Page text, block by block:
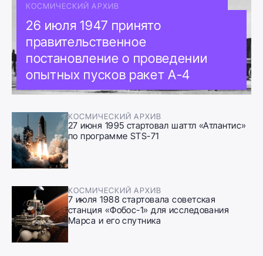
КОСМИЧЕСКИЙ АРХИВ
26 июля 1947 принято
правительственное
постановление о проведении
опытных пусков ракет А-4
КОСМИЧЕСКИЙ АРХИВ
27 июня 1995 стартовал шаттл «Атлантис»
по программе STS-71
КОСМИЧЕСКИЙ АРХИВ
7 июля 1988 стартовала советская
станция «Фобос-1» для исследования
Марса и его спутника